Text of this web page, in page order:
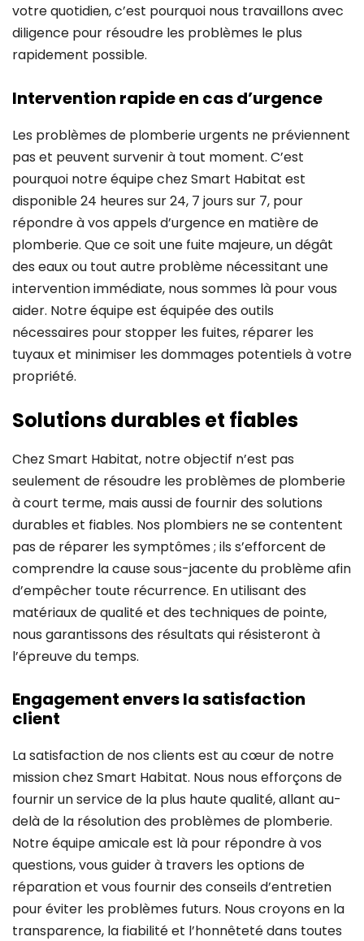
votre quotidien, c’est pourquoi nous travaillons avec
diligence pour résoudre les problèmes le plus
rapidement possible.
Intervention rapide en cas d’urgence
Les problèmes de plomberie urgents ne préviennent
pas et peuvent survenir à tout moment. C’est
pourquoi notre équipe chez Smart Habitat est
disponible 24 heures sur 24, 7 jours sur 7, pour
répondre à vos appels d’urgence en matière de
plomberie. Que ce soit une fuite majeure, un dégât
des eaux ou tout autre problème nécessitant une
intervention immédiate, nous sommes là pour vous
aider. Notre équipe est équipée des outils
nécessaires pour stopper les fuites, réparer les
tuyaux et minimiser les dommages potentiels à votre
propriété.
Solutions durables et fiables
Chez Smart Habitat, notre objectif n’est pas
seulement de résoudre les problèmes de plomberie
à court terme, mais aussi de fournir des solutions
durables et fiables. Nos plombiers ne se contentent
pas de réparer les symptômes ; ils s’efforcent de
comprendre la cause sous-jacente du problème afin
d’empêcher toute récurrence. En utilisant des
matériaux de qualité et des techniques de pointe,
nous garantissons des résultats qui résisteront à
l’épreuve du temps.
Engagement envers la satisfaction
client
La satisfaction de nos clients est au cœur de notre
mission chez Smart Habitat. Nous nous efforçons de
fournir un service de la plus haute qualité, allant au-
delà de la résolution des problèmes de plomberie.
Notre équipe amicale est là pour répondre à vos
questions, vous guider à travers les options de
réparation et vous fournir des conseils d’entretien
pour éviter les problèmes futurs. Nous croyons en la
transparence, la fiabilité et l’honnêteté dans toutes